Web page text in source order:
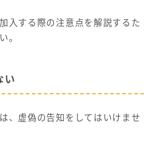
入する際の注意点を解説するた
。
い
、虚偽の告知をしてはいけませ